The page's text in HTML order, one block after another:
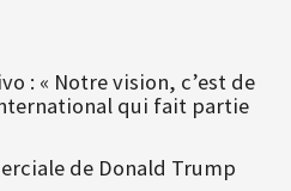
: « Notre vision, c’est de
qui fait partie
de Donald Trump